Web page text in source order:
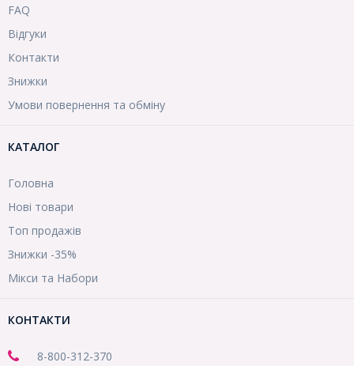
FAQ
Відгуки
Контакти
Знижки
Умови повернення та обміну
КАТАЛОГ
Головна
Нові товари
Топ продажів
Знижки -35%
Мікси та Набори
КОНТАКТИ
8-800-312-370